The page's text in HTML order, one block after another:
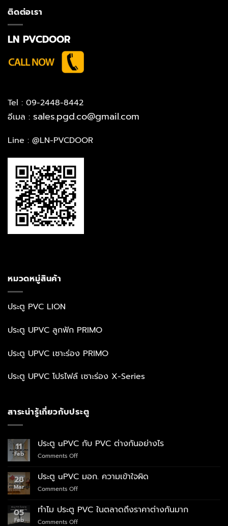
ติดต่อเรา
LN PVCDOOR
Tel : 09-2448-8442
อีเมล : sales.pgd.co@gmail.com
Line : @LN-PVCDOOR
หมวดหมู่สินค้า
ประตู PVC LION
ประตู UPVC ลูกฟัก PRIMO
ประตู UPVC เซาะร่อง PRIMO
ประตู UPVC โปรไฟล์ เซาะร่อง X-Series
สาระน่ารู้เกี่ยวกับประตู
11
Feb
ประตู uPVC กับ PVC ต่างกันอย่างไร
Comments Offon
uPVC
กับ
PVC
กัน
28
Mar
ประตู uPVC มอก. ความเข้าใจผิด
Comments Offon
uPVC
มอก.
ความ
05
Feb
ทำไม ประตู PVC ในตลาดถึงราคาต่างกันมาก
Comments Offon